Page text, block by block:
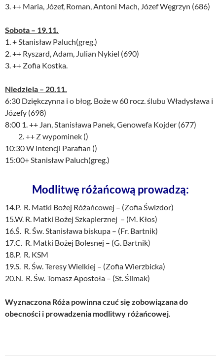
3. ++ Maria, Józef, Roman, Antoni Mach, Józef Węgrzyn (686)
Sobota – 19.11.
1. + Stanisław Paluch(greg.)
2. ++ Ryszard, Adam, Julian Nykiel (690)
3. ++ Zofia Kostka.
Niedziela – 20.11.
6:30 Dziękczynna i o błog. Boże w 60 rocz. ślubu Władysława i
Józefy (698)
8:00 1. ++ Jan, Stanisława Panek, Genowefa Kojder (677)
2. ++ Z wypominek ()
10:30 W intencji Parafian ()
15:00+ Stanisław Paluch(greg.)
Modlitwę różańcową prowadzą:
14.P. R. Matki Bożej Różańcowej – (Zofia Świzdor)
15.W. R. Matki Bożej Szkaplerznej – (M. Kłos)
16.Ś. R. Św. Stanisława biskupa – (Fr. Bartnik)
17.C. R. Matki Bożej Bolesnej – (G. Bartnik)
18.P. R. KSM
19.S. R. Św. Teresy Wielkiej – (Zofia Wierzbicka)
20.N. R. Św. Tomasz Apostoła – (St. Ślimak)
Wyznaczona Róża powinna czuć się zobowiązana do
obecności i prowadzenia modlitwy różańcowej.